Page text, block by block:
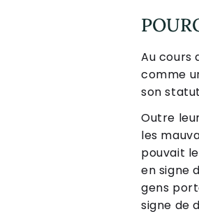
Au cours
comme
son
Outre
les
pouvait
en signe
gens
signe de